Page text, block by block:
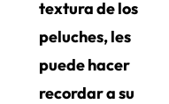
textura de los
peluches, les
puede hacer
recordar a su